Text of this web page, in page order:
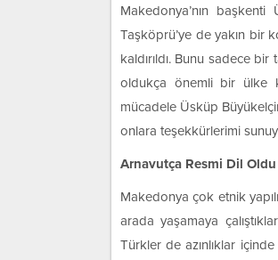
Makedonya’nın
Taşköprü’ye de yakın bir
kaldırıldı. Bunu sadece
oldukça önemli bir ülke
mücadele Üsküp
onlara teşekkürlerimi
Arnavutça Resmi Dil Oldu
Makedonya çok etnik
arada yaşamaya
Türkler de azınlıklar